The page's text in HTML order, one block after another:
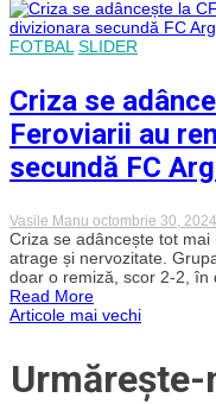
FOTBAL SLIDER
Criza se
Feroviarii au
secundă FC
Vasile Manu octombrie 30, 2024
Criza se adâncește tot
atrage și nervozitate.
doar o remiză, scor 2-2, în
Read More
Navigare
în
Articole mai vechi
Urmărește-